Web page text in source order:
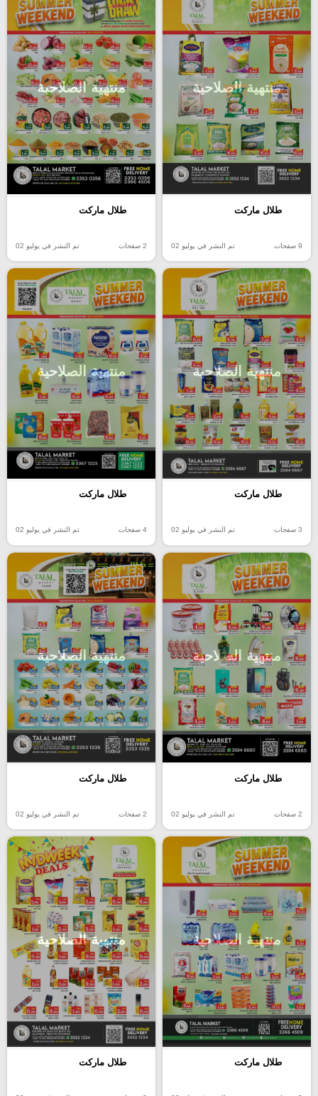
منتهية الصلاحية
طلال ماركت
9 صفحات تم النشر في يوليو 02
منتهية الصلاحية
طلال ماركت
2 صفحات تم النشر في يوليو 02
منتهية الصلاحية
طلال ماركت
3 صفحات تم النشر في يوليو 02
منتهية الصلاحية
طلال ماركت
4 صفحات تم النشر في يوليو 02
منتهية الصلاحية
طلال ماركت
2 صفحات تم النشر في يوليو 02
منتهية الصلاحية
طلال ماركت
2 صفحات تم النشر في يوليو 02
منتهية الصلاحية
طلال ماركت
منتهية الصلاحية
طلال ماركت